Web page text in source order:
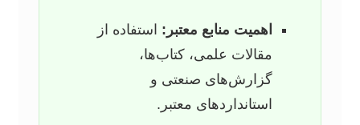
اهمیت منابع معتبر: استفاده از
مقالات علمی، کتاب‌ها،
گزارش‌های صنعتی و
استانداردهای معتبر.